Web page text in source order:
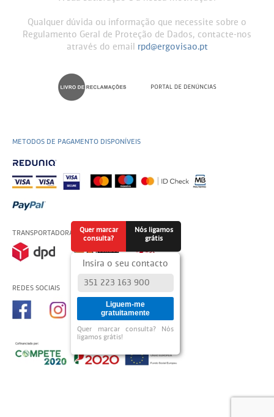
Qualquer dúvida ou informação que necessite sobre o
Regulamento Geral de Proteção de Dados, contacte-nos
através do email
rpd@ergovisao.pt
METODOS DE PAGAMENTO DISPONÍVEIS
TRANSPORTADORAS USADAS
REDES SOCIAIS
Quer marcar
consulta?
Nós ligamos
grátis
Insira o seu contacto
Liguem-me
gratuitamente
Quer marcar consulta? Nós
ligamos grátis!